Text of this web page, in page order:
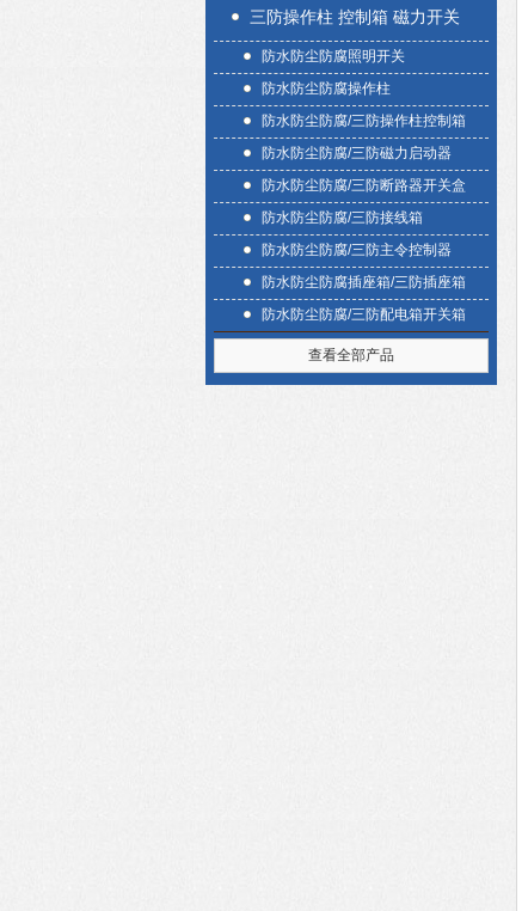
三防操作柱 控制箱 磁力开关
盒防水防尘防腐照明开关
防水防尘防腐操作柱
防水防尘防腐/三防操作柱控制箱
防水防尘防腐/三防磁力启动器
防水防尘防腐/三防断路器开关盒
防水防尘防腐/三防接线箱
防水防尘防腐/三防主令控制器
防水防尘防腐插座箱/三防插座箱
防水防尘防腐/三防配电箱开关箱
查看全部产品